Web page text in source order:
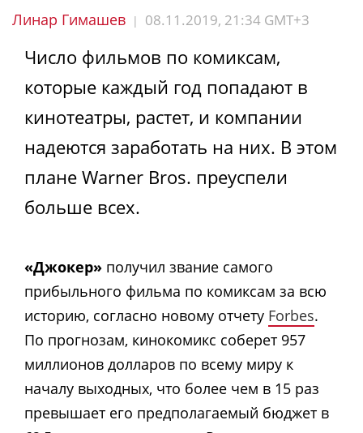
Линар Гимашев | 08.11.2019, 21:34 GMT+3
Число фильмов по комиксам,
которые каждый год попадают в
кинотеатры, растет, и компании
надеются заработать на них. В этом
плане Warner Bros. преуспели
больше всех.
«Джокер» получил звание самого
прибыльного фильма по комиксам за всю
историю, согласно новому отчету Forbes.
По прогнозам, кинокомикс соберет 957
миллионов долларов по всему миру к
началу выходных, что более чем в 15 раз
превышает его предполагаемый бюджет в